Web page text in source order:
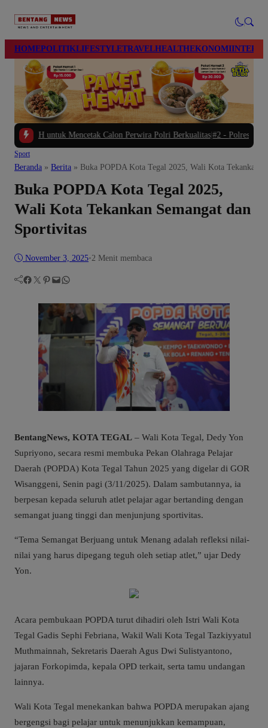
HOMEPOLITIKLIFESTYLETRAVELHEALTHEKONOMI
Mencetak Calon Perwira Polri Berkualitas|#2 -Polres Brebes Dalami
Sport
Beranda » Berita » Buka POPDA Kota Tegal 2025, Wali Kota Tekankan
Buka POPDA Kota Tegal 2025,
Wali Kota Tekankan Semangat dan
Sportivitas
November 3, 2025•2 Menit membaca
Facebook Twitter Pinterest Mail WhatsApp
BentangNews, KOTA TEGAL – Wali Kota Tegal, Dedy Yon
Supriyono, secara resmi membuka Pekan Olahraga Pelajar
Daerah (POPDA) Kota Tegal Tahun 2025 yang digelar di GOR
Wisanggeni, Senin pagi (3/11/2025). Dalam sambutannya, ia
berpesan kepada seluruh atlet pelajar agar bertanding dengan
semangat juang tinggi dan menjunjung sportivitas.
“Tema Semangat Berjuang untuk Menang adalah refleksi nilai-
nilai yang harus dipegang teguh oleh setiap atlet,” ujar Dedy
Yon.
Acara pembukaan POPDA turut dihadiri oleh Istri Wali Kota
Tegal Gadis Sephi Febriana, Wakil Wali Kota Tegal Tazkiyyatul
Muthmainnah, Sekretaris Daerah Agus Dwi Sulistyantono,
jajaran Forkopimda, kepala OPD terkait, serta tamu undangan
lainnya.
Wali Kota Tegal menekankan bahwa POPDA merupakan ajang
bergengsi bagi pelajar untuk menunjukkan kemampuan,